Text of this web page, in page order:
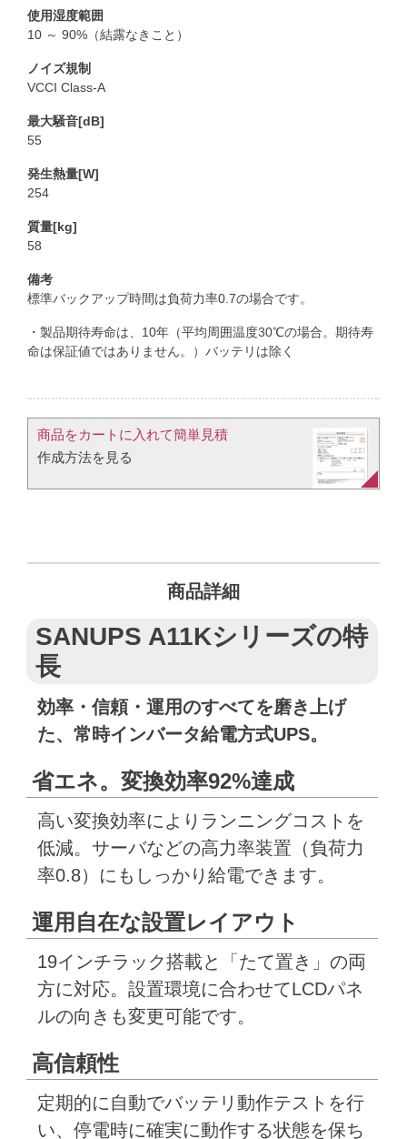
使用湿度範囲
10 ～ 90%（結露なきこと）
ノイズ規制
VCCI Class-A
最大騒音[dB]
55
発生熱量[W]
254
質量[kg]
58
備考
標準バックアップ時間は負荷力率0.7の場合です。
・製品期待寿命は、10年（平均周囲温度30℃の場合。期待寿
命は保証値ではありません。）バッテリは除く
商品をカートに入れて簡単見積​
作成方法を見る​​
商品詳細
SANUPS A11Kシリーズの特
長
効率・信頼・運用のすべてを磨き上げ
た、常時インバータ給電方式UPS。
省エネ。変換効率92%達成
高い変換効率によりランニングコストを
低減。サーバなどの高力率装置（負荷力
率0.8）にもしっかり給電できます。
運用自在な設置レイアウト
19インチラック搭載と「たて置き」の両
方に対応。設置環境に合わせてLCDパネ
ルの向きも変更可能です。
高信頼性
定期的に自動でバッテリ動作テストを行
い、停電時に確実に動作する状態を保ち